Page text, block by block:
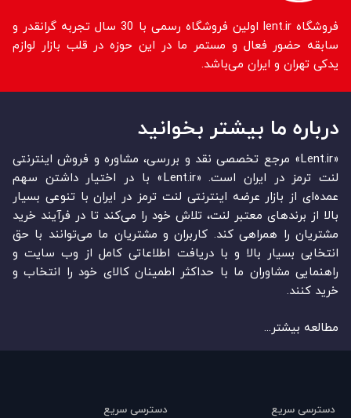
فروشگاه lent.ir اولین فروشگاه رسمی با 30 سال تجربه گرانقدر و
سابقه حضور فعال و مستمر ما در این حوزه در قلب بازار لوازم
یدکی تهران و ایران می‌باشد.
درباره ما بیشتر بخوانید
«Lent.ir» مرجع تخصصی نقد و بررسی، مشاوره و فروش اینترنتی
لنت ترمز در ایران است. «Lent.ir» با در اختیار داشتن سهم
عمده‏‌ای از بازار عرضه اینترنتی لنت ترمز در ایران با تنوعی بسیار
بالا از برندهای معتبر لنت، تلاش خود را می‌‏‏کند تا در فرآیند خرید
مشتریان را همراهی کند. کاربران و مشتریان ما می‏‏‌توانند با حق
انتخابی بسیار بالا و با دریافت اطلاعاتی کامل از وب سایت و
راهنمایی مشاوران ما با حداکثر اطمینان کالای خود را انتخاب و
خرید کنند.
مطالعه بیشتر...
دسترسی سریع دسترسی سریع